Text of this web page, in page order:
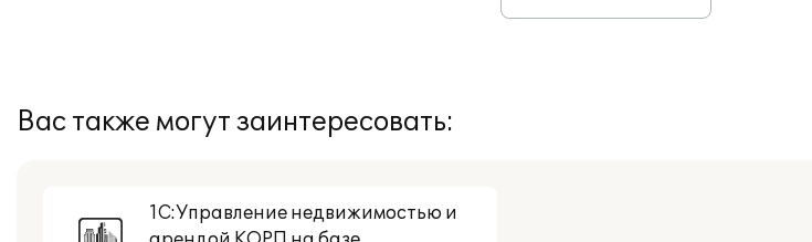
Вас также могут заинтересовать:
1С:Управление недвижимостью и